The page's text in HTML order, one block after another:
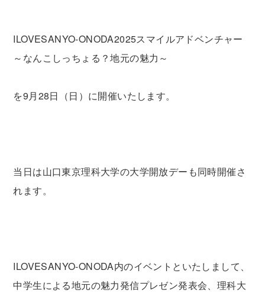
ILOVESANYO-ONODA2025スマイルアドベンチャー
～なんこしっちょる？地元の魅力～
を9月28日（日）に開催いたします。
当日は山口東京理科大学の大学開放デーも同時開催さ
れます。
ILOVESANYO-ONODA内のイベントといたしまして、
中学生による地元の魅力発信プレゼン発表会、理科大